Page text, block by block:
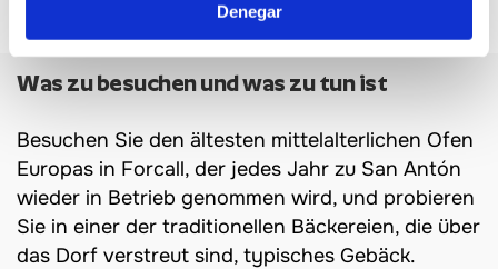
Denegar
Was zu besuchen und was zu tun ist
Besuchen Sie den ältesten mittelalterlichen Ofen
Europas in Forcall, der jedes Jahr zu San Antón
wieder in Betrieb genommen wird, und probieren
Sie in einer der traditionellen Bäckereien, die über
das Dorf verstreut sind, typisches Gebäck.